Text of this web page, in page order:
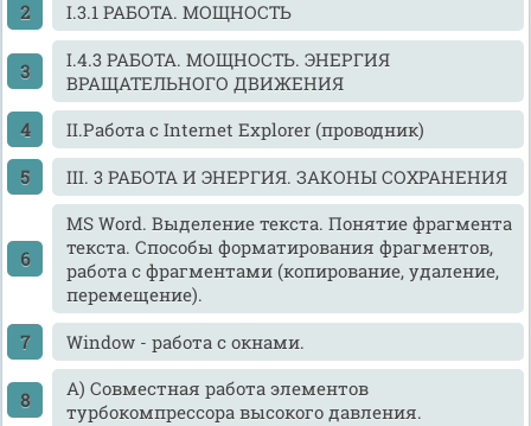
I.3.1 РАБОТА. МОЩНОСТЬ
I.4.3 РАБОТА. МОЩНОСТЬ. ЭНЕРГИЯ
ВРАЩАТЕЛЬНОГО ДВИЖЕНИЯ
II.Работа с Internet Explorer (проводник)
III. 3 РАБОТА И ЭНЕРГИЯ. ЗАКОНЫ СОХРАНЕНИЯ
MS Word. Выделение текста. Понятие фрагмента
текста. Способы форматирования фрагментов,
работа с фрагментами (копирование, удаление,
перемещение).
Window - работа с окнами.
А) Совместная работа элементов
турбокомпрессора высокого давления.